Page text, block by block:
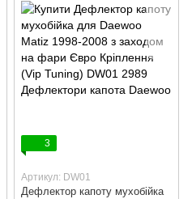
3
Артикул: DW01
Дефлектор капоту мухобійка